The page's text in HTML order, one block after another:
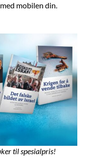
mobilen din.
til spesialpris!